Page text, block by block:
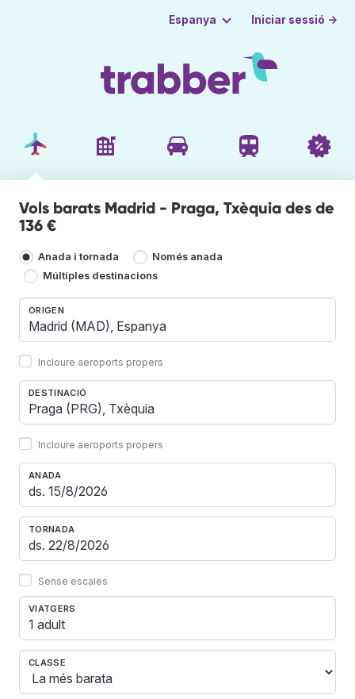
Espanya Iniciar sessió →
Vols barats Madrid - Praga, Txèquia des de
136 €
Anada i tornada
Només anada
Múltiples destinacions
ORIGEN
Incloure aeroports propers
DESTINACIÓ
Incloure aeroports propers
ANADA
TORNADA
Sense escales
VIATGERS
1 adult
CLASSE